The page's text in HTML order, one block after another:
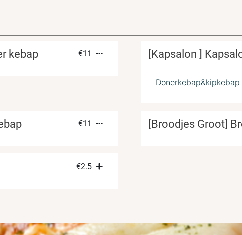
kebap €11 [Kapsalon ]
Donerkebap&kipkebap
€11 [Broodjes Groot]
€2.5